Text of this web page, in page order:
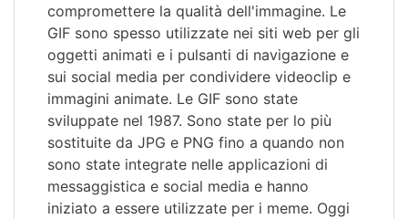
compromettere la qualità dell'immagine. Le
GIF sono spesso utilizzate nei siti web per gli
oggetti animati e i pulsanti di navigazione e
sui social media per condividere videoclip e
immagini animate. Le GIF sono state
sviluppate nel 1987. Sono state per lo più
sostituite da JPG e PNG fino a quando non
sono state integrate nelle applicazioni di
messaggistica e social media e hanno
iniziato a essere utilizzate per i meme. Oggi